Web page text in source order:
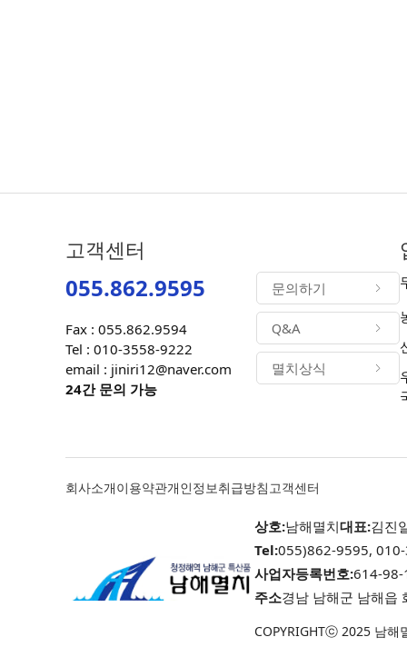
고객센터
055.862.9595
Fax : 055.862.9594
Tel : 010-3558-9222
email : jiniri12@naver.com
24간 문의 가능
문의하기
Q&A
멸치상식
회사소개이용약관개인정보취급방침고객센터
상호:남해멸치대표:김진
Tel:055)862-9595,
사업자등록번호:614-98-
주소경남 남해군 남해읍
COPYRIGHTⓒ 2025 남해